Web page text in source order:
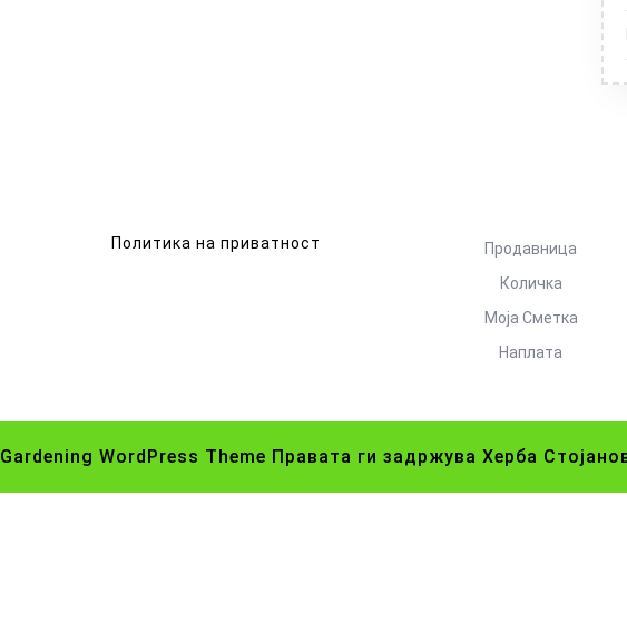
Политика на приватност
Продавница
Количка
Моја Сметка
Наплата
Gardening WordPress Theme Правата ги задржува Херба